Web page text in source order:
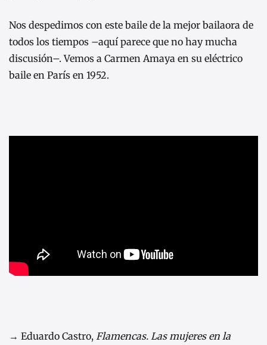
Nos despedimos con este baile de la mejor bailaora de
todos los tiempos –aquí parece que no hay mucha
discusión–. Vemos a Carmen Amaya en su eléctrico
baile en París en 1952.
→ Eduardo Castro, Flamencas. Las mujeres en la